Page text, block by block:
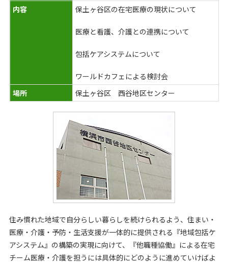
内容
保土ヶ谷区の在宅医療の現状について
医療と看護、介護との連携について
包括ケアシステムについて
ワールドカフェによる検討会
場所
保土ヶ谷区 西谷地区センター
住み慣れた地域で自分らしい暮らしを続けられるよう、住まい・
医療・介護・予防・生活支援が一体的に提供される『地域包括ケ
アシステム』の構築の実現に向けて、『他職種協働』による在宅
チーム医療・介護を担うには具体的にどのように進めていけばよ